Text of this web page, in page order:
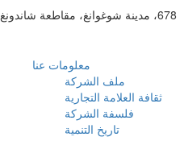
معلومات عنا
ملف الشركة
ثقافة العلامة التجارية
فلسفة الشركة
تاريخ التنمية